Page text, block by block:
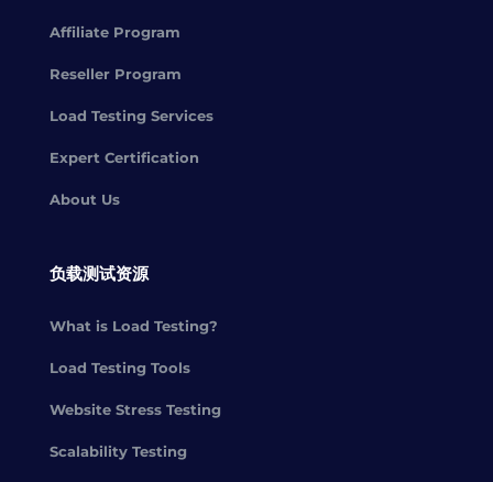
Affiliate Program
Reseller Program
Load Testing Services
Expert Certification
About Us
负载测试资源
What is Load Testing?
Load Testing Tools
Website Stress Testing
Scalability Testing